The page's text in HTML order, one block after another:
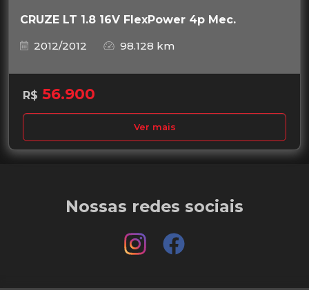
CRUZE LT 1.8 16V FlexPower 4p Mec.
2012/2012
98.128 km
R$ 56.900
Ver mais
Nossas redes sociais